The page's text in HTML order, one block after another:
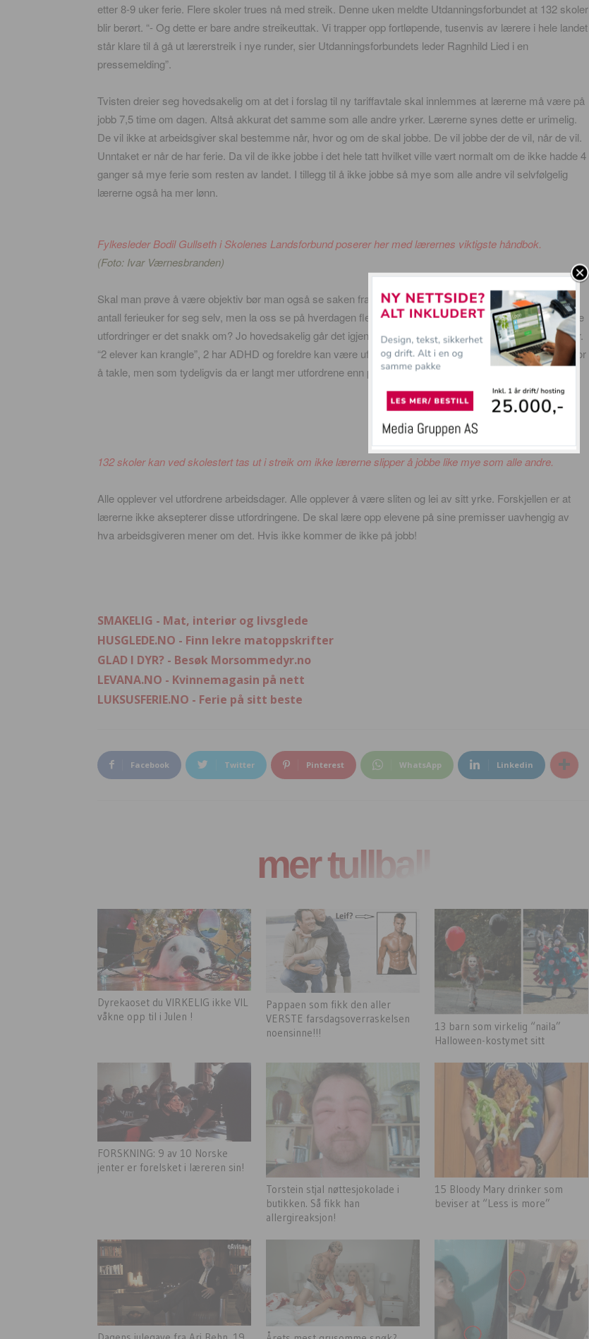
etter 8-9 uker ferie. Flere skoler trues nå med streik. Denne uken meldte Utdanningsforbundet at 132 skoler
blir berørt. “- Og dette er bare andre streikeuttak. Vi trapper opp fortløpende, tusenvis av lærere i hele landet
står klare til å gå ut lærerstreik i nye runder, sier Utdanningsforbundets leder Ragnhild Lied i en
pressemelding”.
Tvisten dreier seg hovedsakelig om at det i forslag til ny tariffavtale skal innlemmes at lærerne må være på
jobb 7,5 time om dagen. Altså akkurat det samme som alle andre yrker. Lærerne synes dette er urimelig.
De vil ikke at arbeidsgiver skal bestemme når, hvor og om de skal jobbe. De vil jobbe der de vil, når de vil.
Unntaket er når de har ferie. Da vil de ikke jobbe i det hele tatt hvilket ville vært normalt om de ikke hadde 4
ganger så mye ferie som resten av landet. I tillegg til å ikke jobbe så mye som alle andre vil selvfølgelig
lærerne også ha mer lønn.
Fylkesleder Bodil Gullseth i Skolenes Landsforbund poserer her med lærernes viktigste håndbok.
(Foto: Ivar Værnesbranden)
Skal man prøve å være objektiv bør man også se saken fra lærernes side. Vi legger ferie til side, der taler
antall ferieuker for seg selv, men la oss se på hverdagen flere av lærerne beskriver som dramatisk. Hvilke
utfordringer er det snakk om? Jo hovedsakelig går det igjen at elevene skaper uforutsigende arbeidsdager.
“2 elever kan krangle”, 2 har ADHD og foreldre kan være ufine/kritiske. Altså utfordringer de er utdannet for
å takle, men som tydeligvis da er langt mer utfordrene enn planlagt.
132 skoler kan ved skolestert tas ut i streik om ikke lærerne slipper å jobbe like mye som alle andre.
Alle opplever vel utfordrene arbeidsdager. Alle opplever å være sliten og lei av sitt yrke. Forskjellen er at
lærerne ikke aksepterer disse utfordringene. De skal lære opp elevene på sine premisser uavhengig av
hva arbeidsgiveren mener om det. Hvis ikke kommer de ikke på jobb!
SMAKELIG - Mat, interiør og livsglede
HUSGLEDE.NO - Finn lekre matoppskrifter
GLAD I DYR? - Besøk Morsommedyr.no
LEVANA.NO - Kvinnemagasin på nett
LUKSUSFERIE.NO - Ferie på sitt beste
Facebook Twitter Pinterest WhatsApp Linkedin
mer tullball
Dyrekaoset du VIRKELIG ikke VIL
våkne opp til i Julen !
Pappaen som fikk den aller
VERSTE farsdagsoverraskelsen
noensinne!!!
13 barn som virkelig “naila”
Halloween-kostymet sitt
FORSKNING: 9 av 10 Norske
jenter er forelsket i læreren sin!
Torstein stjal nøttesjokolade i
butikken. Så fikk han
allergireaksjon!
15 Bloody Mary drinker som
beviser at “Less is more”